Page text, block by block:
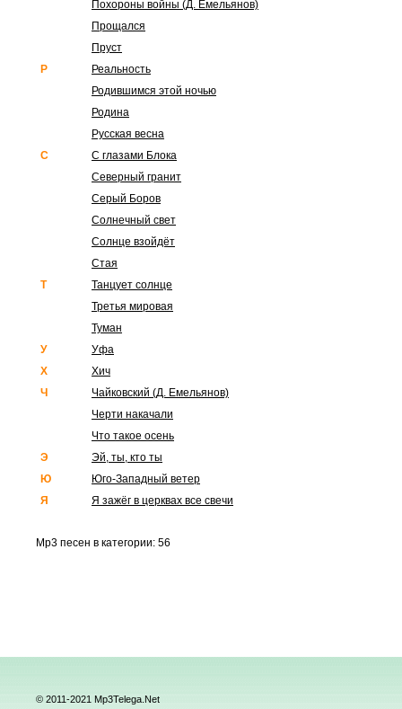
Похороны войны (Д. Емельянов)
Прощался
Пруст
Р
Реальность
Родившимся этой ночью
Родина
Русская весна
С
С глазами Блока
Северный гранит
Серый Боров
Солнечный свет
Солнце взойдёт
Стая
Т
Танцует солнце
Третья мировая
Туман
У
Уфа
Х
Хич
Ч
Чайковский (Д. Емельянов)
Черти накачали
Что такое осень
Э
Эй, ты, кто ты
Ю
Юго-Западный ветер
Я
Я зажёг в церквах все свечи
Mp3 песен в категории: 56
© 2011-2021 Mp3Telega.Net